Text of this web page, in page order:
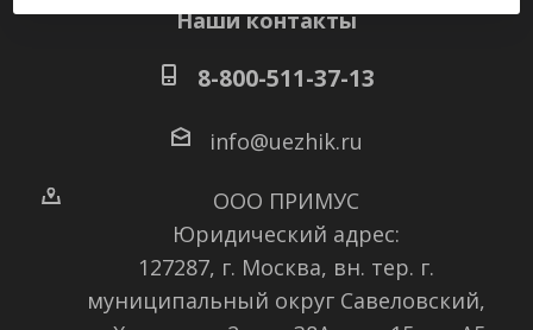
Наши контакты
8-800-511-37-13
info@uezhik.ru
ООО ПРИМУС
Юридический адрес:
127287, г. Москва, вн. тер. г.
муниципальный округ Савеловский,